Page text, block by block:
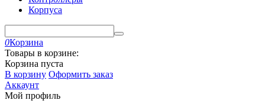
Корпуса
0Корзина
Товары в корзине:
Корзина пуста
В корзину Оформить заказ
Аккаунт
Мой профиль